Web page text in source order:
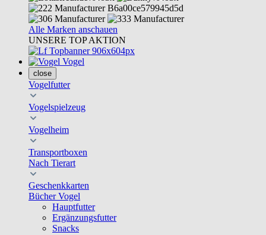
Alle Marken anschauen
UNSERE TOP AKTION
Vogel
close
Vogelfutter
Vogelspielzeug
Vogelheim
Transportboxen
Nach Tierart
Geschenkkarten
Bücher Vogel
Hauptfutter
Ergänzungsfutter
Snacks